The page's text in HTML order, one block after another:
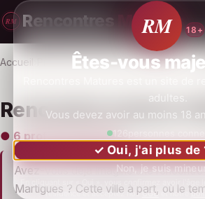
RM RencontresMatures
Accueil Provence-Alpes-Côte d'Azur
Rencontre mature à
● 6 profils disponibles
Avez-vous déjà imaginé une
Martigues ? Cette ville à part, où le
RM 18+
Êtes-vous
adultes.
Vous devez avoir au moins 18
✓ Oui, j'ai plus de
Non, je suis
En cliquant sur « Oui », vous confirmez avoir l'âge
résidence et acceptez nosCGU et notre